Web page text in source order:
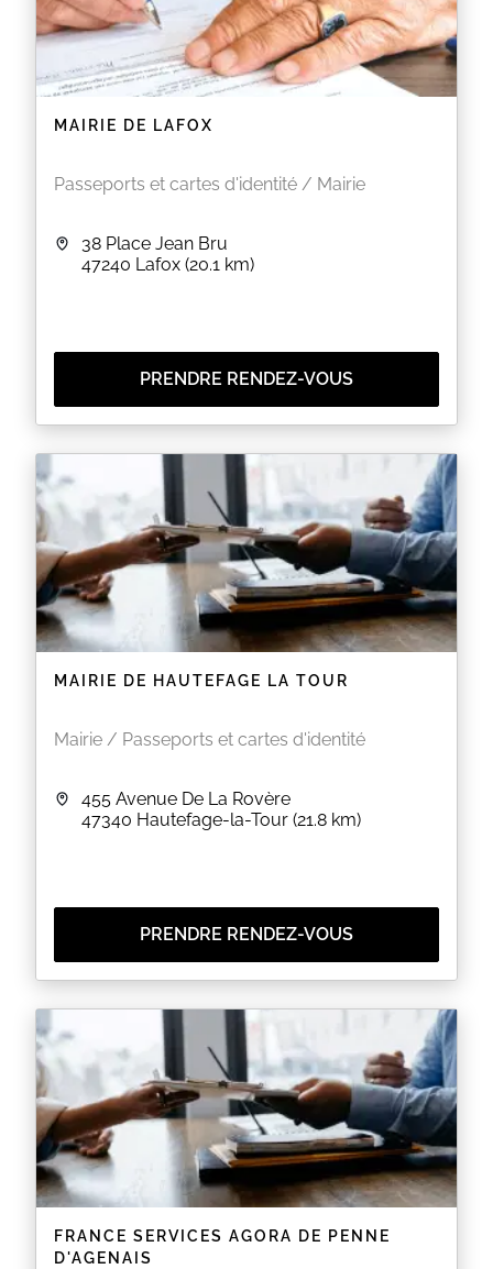
MAIRIE DE LAFOX
Passeports et cartes d'identité / Mairie
38 Place Jean Bru
47240 Lafox (20.1 km)
PRENDRE RENDEZ-VOUS
MAIRIE DE HAUTEFAGE LA TOUR
Mairie / Passeports et cartes d'identité
455 Avenue De La Rovère
47340 Hautefage-la-Tour (21.8 km)
PRENDRE RENDEZ-VOUS
FRANCE SERVICES AGORA DE PENNE
D'AGENAIS